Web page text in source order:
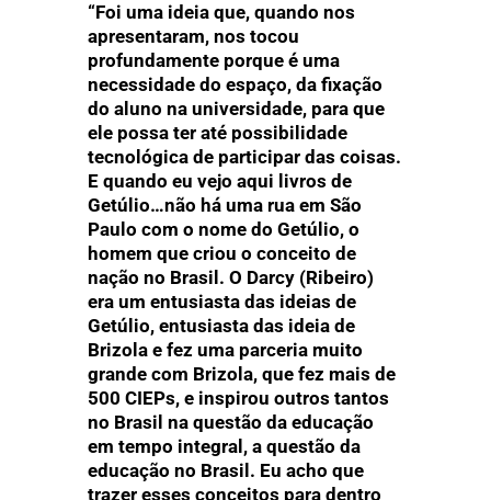
“Foi uma ideia que, quando nos
apresentaram, nos tocou
profundamente porque é uma
necessidade do espaço, da fixação
do aluno na universidade, para que
ele possa ter até possibilidade
tecnológica de participar das coisas.
E quando eu vejo aqui livros de
Getúlio…não há uma rua em São
Paulo com o nome do Getúlio, o
homem que criou o conceito de
nação no Brasil. O Darcy (Ribeiro)
era um entusiasta das ideias de
Getúlio, entusiasta das ideia de
Brizola e fez uma parceria muito
grande com Brizola, que fez mais de
500 CIEPs, e inspirou outros tantos
no Brasil na questão da educação
em tempo integral, a questão da
educação no Brasil. Eu acho que
trazer esses conceitos para dentro